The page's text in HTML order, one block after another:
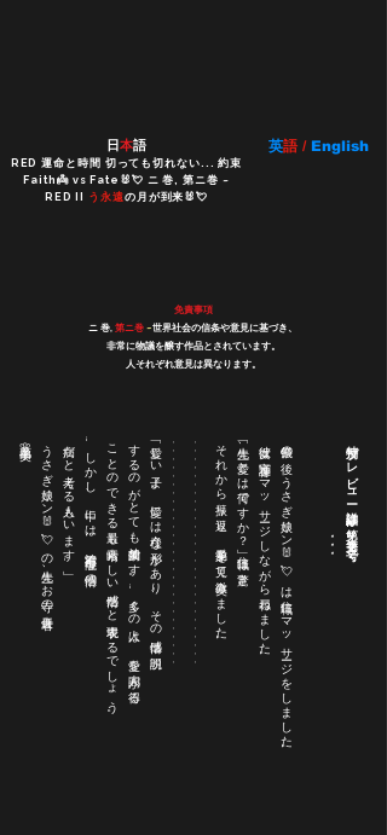
日本語
RED 運命と時間 切っても切れない... 約束
Faith👼 vs Fate🐰💘 ニ 巻, 第ニ巻 ~
RED II う永遠の月が到来🐰💘
英語 / English
免責事項
ニ 巻, 第ニ巻 ~世界社会の信条や意見に基づき、
非常に物議を醸す作品とされています。
人それぞれ意見は異なります。
特別プレビュー 詳細は第2巻第2号で
祭儀の後、うさぎ娘リン 🐰 💘は住職にマッサージをしました。
彼女は守護神をマッサージしながら尋ねました。
「先生、愛とは何ですか？」 住職は驚き、
それから振り返り、愛弟子を見て微笑みました。
. . . . . . . . . . . . . . . . . . . . . . . . . . .
. . . . . . . . . . . . . . . . . . . . . . . . . . .
「愛しい子よ、愛には様々な形があり、その感情は説明
するのがとても抽象的です。…多くの人は、愛を人間が得る
ことのできる最も素晴らしい感情だと表現するでしょう。
…しかし、中には、治癒不可能な感情の
病だと考える人もいます…」
うさぎ娘リン 🐰 💘の先生、お寺の責任者
花由美子🌸